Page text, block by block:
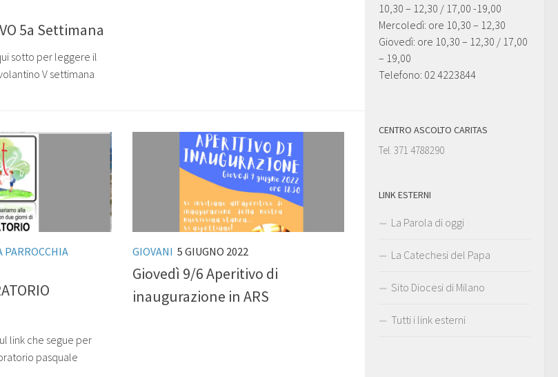
5a Settimana
sotto per leggere il
V settimana
PARROCCHIA
link che segue per
pasquale
GIOVANI 5 GIUGNO 2022
Giovedì 9/6 Aperitivo di
inaugurazione in ARS
10,30 – 12,30 / 17,00 -19,00
Mercoledì: ore 10,30 – 12,30
Giovedì: ore 10,30 – 12,30 / 17,00
– 19,00
Telefono: 02 4223844
CENTRO ASCOLTO CARITAS
Tel. 371 4788290
LINK ESTERNI
La Parola di oggi
La Catechesi del Papa
Sito Diocesi di Milano
Tutti i link esterni